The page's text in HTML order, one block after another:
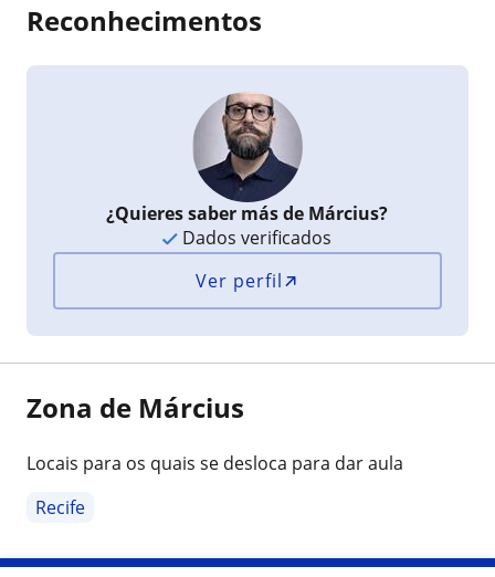
Reconhecimentos
¿Quieres saber más de Március?
Dados verificados
Ver perfil
Zona de Március
Locais para os quais se desloca para dar aula
Recife